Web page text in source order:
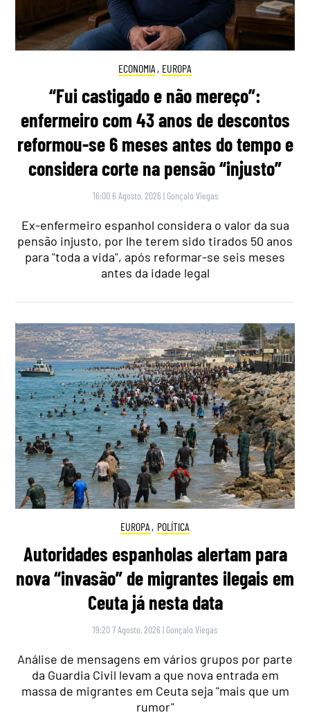
ECONOMIA , EUROPA
“Fui castigado e não mereço”:
enfermeiro com 43 anos de descontos
reformou-se 6 meses antes do tempo e
considera corte na pensão “injusto”
16:00 6 Agosto, 2026 | Gonçalo Viegas
Ex-enfermeiro espanhol considera o valor da sua
pensão injusto, por lhe terem sido tirados 50 anos
para "toda a vida", após reformar-se seis meses
antes da idade legal
EUROPA , POLÍTICA
Autoridades espanholas alertam para
nova “invasão” de migrantes ilegais em
Ceuta já nesta data
19:20 7 Agosto, 2026 | Gonçalo Viegas
Análise de mensagens em vários grupos por parte
da Guardia Civil levam a que nova entrada em
massa de migrantes em Ceuta seja "mais que um
rumor"